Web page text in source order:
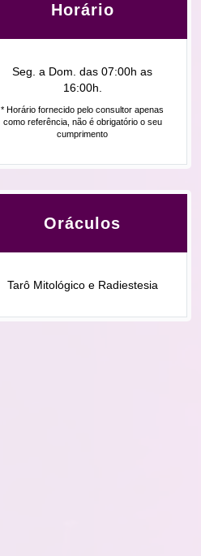
Horário
Seg. a Dom. das 07:00h as
16:00h.
* Horário fornecido pelo consultor apenas
como referência, não é obrigatório o seu
cumprimento
Oráculos
Tarô Mitológico e Radiestesia